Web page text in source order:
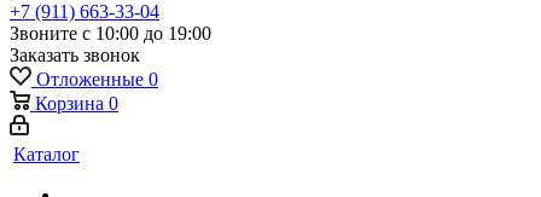
+7 (911) 663-33-04
Звоните с 10:00 до 19:00
Заказать звонок
Отложенные 0
Корзина 0
Каталог